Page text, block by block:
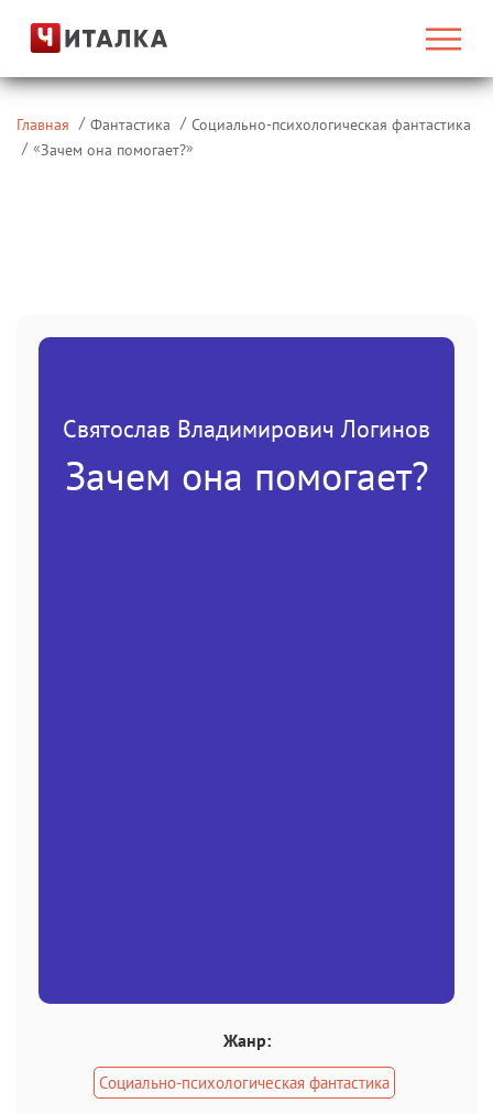
Главная Фантастика
Социально-психологическая фантастика
«Зачем она помогает?»
Святослав Владимирович Логинов
Зачем она помогает?
Жанр:
Социально-психологическая фантастика